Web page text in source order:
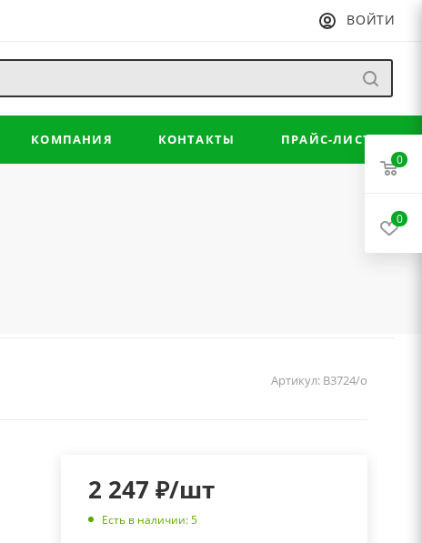
ВОЙТИ
КОМПАНИЯ КОНТАКТЫ ПРАЙС-ЛИСТ
Артикул: В3724/о
2 247 ₽/шт
Есть в наличии: 5
0
0